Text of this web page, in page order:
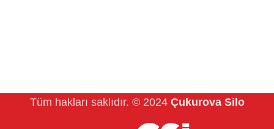
Tüm hakları saklıdır. © 2024 Çukurova Silo